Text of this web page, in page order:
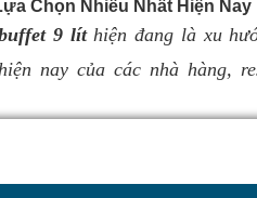
việc lựa chọnđèn hâm buffet
có thể làm giảm hiệu quả
Trong bài viết này, hãy
Chọn Nhiều Nhất Hiện Nay
9 líthiện đang là xu
nay của các nhà hàng,